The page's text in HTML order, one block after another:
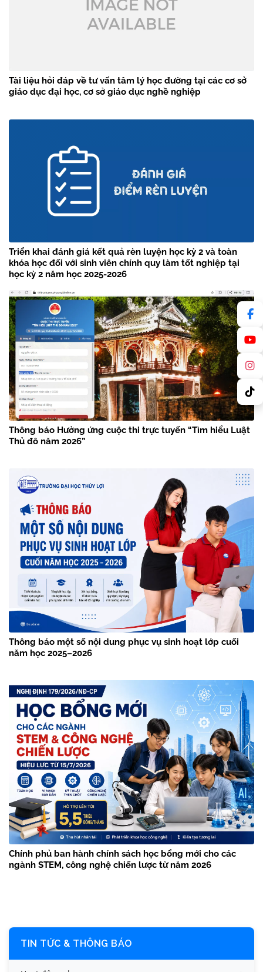
Tài liệu hỏi đáp về tư vấn tâm lý học đường tại các cơ sở
giáo dục đại học, cơ sở giáo dục nghề nghiệp
Triển khai đánh giá kết quả rèn luyện học kỳ 2 và toàn
khóa học đối với sinh viên chính quy làm tốt nghiệp tại
học kỳ 2 năm học 2025-2026
Thông báo Hưởng ứng cuộc thi trực tuyến “Tìm hiểu Luật
Thủ đô năm 2026”
Thông báo một số nội dung phục vụ sinh hoạt lớp cuối
năm học 2025–2026
Chính phủ ban hành chính sách học bổng mới cho các
ngành STEM, công nghệ chiến lược từ năm 2026
TIN TỨC & THÔNG BÁO